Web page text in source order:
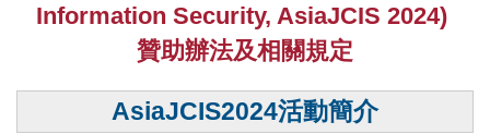
Information Security, AsiaJCIS 2024)
贊助辦法及相關規定
AsiaJCIS2024活動簡介